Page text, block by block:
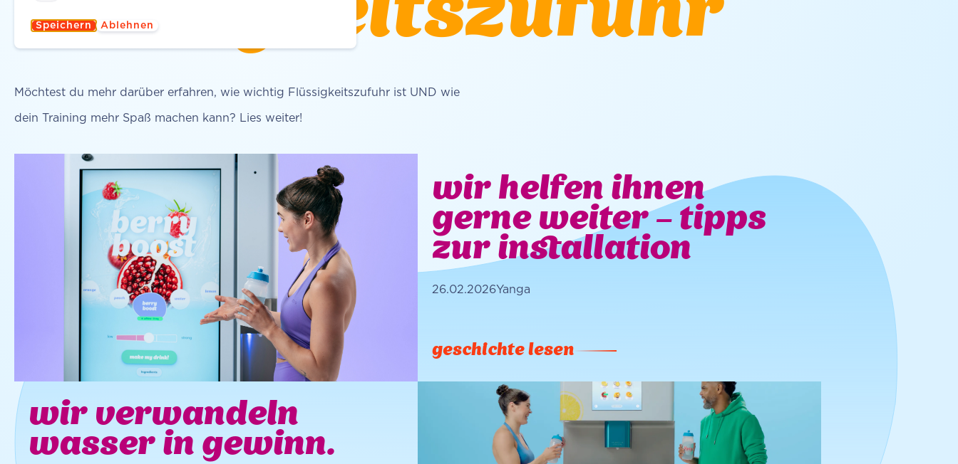
flüssigkeitszufuhr
Möchtest du mehr darüber erfahren, wie wichtig Flüssigkeitszufuhr ist UND wie
dein Training mehr Spaß machen kann? Lies weiter!
wir helfen ihnen
gerne weiter – tipps
zur installation
26.02.2026Yanga
geschichte lesen
wir verwandeln
wasser in gewinn.
Speichern Ablehnen